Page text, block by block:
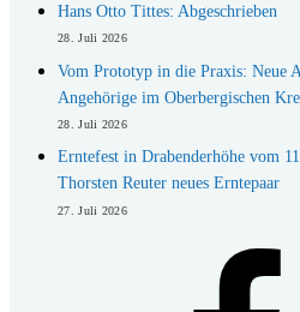
Hans Otto Tittes: Abgeschrieben
28. Juli 2026
Vom Prototyp in die Praxis: Neue
Angehörige im Oberbergischen
28. Juli 2026
Erntefest in Drabenderhöhe vom
Thorsten Reuter neues Erntepaar
27. Juli 2026